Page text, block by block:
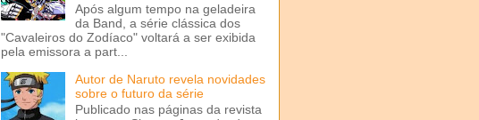
Após algum tempo na geladeira
da Band, a série clássica dos
"Cavaleiros do Zodíaco" voltará a ser exibida
pela emissora a part...
Autor de Naruto revela novidades
sobre o futuro da série
Publicado nas páginas da revista